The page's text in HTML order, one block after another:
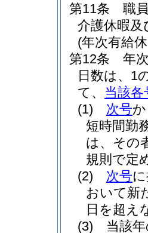
第11条
職
介護休暇
(年次有給
第12条
年
日数は、1
て、 当該各
(1)
次号
短時間勤
は、その
規則で定
(2)
次号
おいて新
日を超え
(3)
当該